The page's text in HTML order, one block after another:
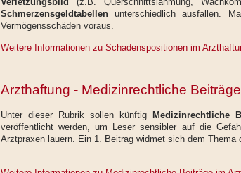
Schmerzensgeldtabellenunterschiedlich ausfallen.
Vermögensschäden voraus.
Weitere Informationen zu Schadenspositionen im
Arzthaftung - Medizinrechtliche Beiträge
Unter dieser Rubrik sollen künftig Medizinrechtliche
veröffentlicht werden, um Leser sensibler auf die
Arztpraxen lauern. Ein 1. Beitrag widmet sich dem Thema